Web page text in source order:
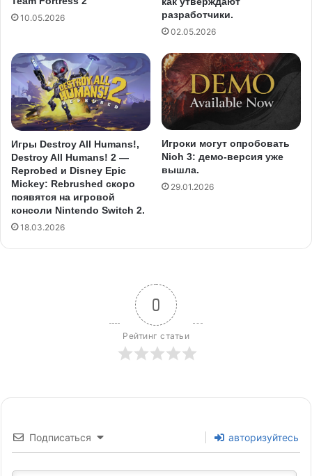
10.05.2026
разработчики.
02.05.2026
Игры Destroy All Humans!,
Destroy All Humans! 2 —
Reprobed и Disney Epic
Mickey: Rebrushed скоро
появятся на игровой
консоли Nintendo Switch 2.
18.03.2026
Игроки могут опробовать
Nioh 3: демо-версия уже
вышла.
29.01.2026
0
Рейтинг статьи
Подписаться авторизуйтесь